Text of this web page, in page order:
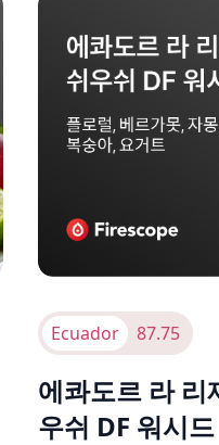
Ecuador 87.75
에콰도르 라 리
우쉬 DF 워시드